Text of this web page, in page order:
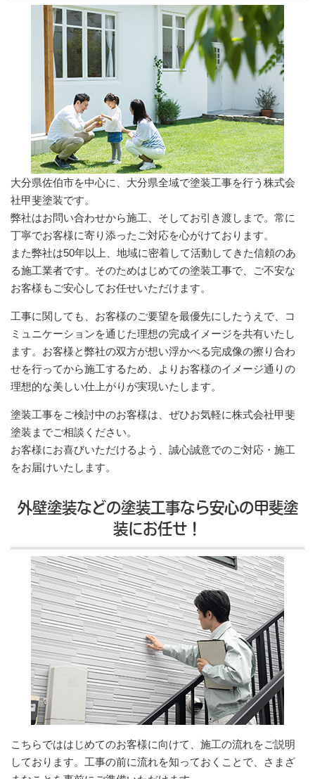
大分県佐伯市を中心に、大分県全域で塗装工事を行う株式会
社甲斐塗装です。
弊社はお問い合わせから施工、そしてお引き渡しまで。常に
丁寧でお客様に寄り添ったご対応を心がけております。
また弊社は50年以上、地域に密着して活動してきた信頼のあ
る施工業者です。そのためはじめての塗装工事で、ご不安な
お客様もご安心してお任せいただけます。
工事に関しても、お客様のご要望を最優先にしたうえで、コ
ミュニケーションを通じた理想の完成イメージを共有いたし
ます。お客様と弊社の双方が想い浮かべる完成像の擦り合わ
せを行ってから施工するため、よりお客様のイメージ通りの
理想的な美しい仕上がりが実現いたします。
塗装工事をご検討中のお客様は、ぜひお気軽に株式会社甲斐
塗装までご相談ください。
お客様にお喜びいただけるよう、誠心誠意でのご対応・施工
をお届けいたします。
外壁塗装などの塗装工事なら安心の甲斐塗
装にお任せ！
こちらでははじめてのお客様に向けて、施工の流れをご説明
しております。工事の前に流れを知っておくことで、さまざ